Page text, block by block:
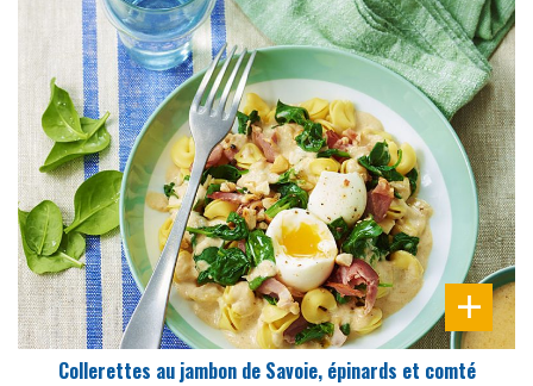
DIFFICULTÉ
PRÉPARATION
20 Min
Collerettes au jambon de Savoie, épinards et comté